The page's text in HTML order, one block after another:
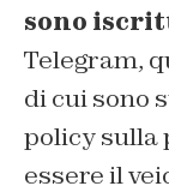
sono
Telegram,
di cui sono
policy sulla
essere il